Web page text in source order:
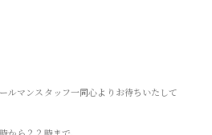
ルマンスタッフ一同心よりお待ちいたして
から２２時まで、